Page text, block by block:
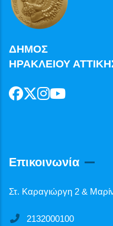
ΔΗΜΟΣ
ΗΡΑΚΛΕΙΟΥ
Επικοινωνία
Στ. Καραγιώργη 2 &
2132000100